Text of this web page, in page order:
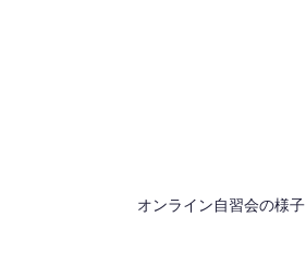
オンライン自習会の様子